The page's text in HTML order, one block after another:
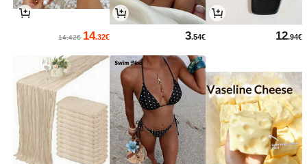
12.94€
3.54€
14.32€
14.42€